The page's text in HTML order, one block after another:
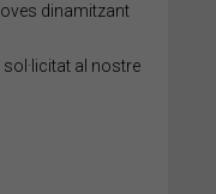
dinamitzant
al nostre